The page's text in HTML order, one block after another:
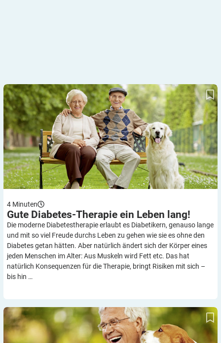
Gute Diabetes-Therapie ein Leben lang!
4 Minuten
Gute Diabetes-Therapie ein Leben lang!
Die moderne Diabetestherapie erlaubt es Diabetikern, genauso lange
und mit so viel Freude durchs Leben zu gehen wie sie es ohne den
Diabetes getan hätten. Aber natürlich ändert sich der Körper eines
jeden Menschen im Alter: Aus Muskeln wird Fett etc. Das hat
natürlich Konsequenzen für die Therapie, bringt Risiken mit sich –
bis hin …
Insulin-Serie: Der sanfte Einstieg in eine Insulintherapie